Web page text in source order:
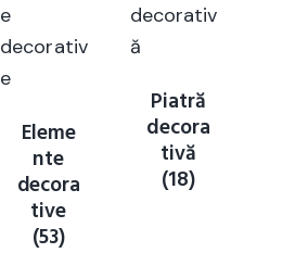
Eleme
nte
decora
tive
(53)
Piatră
decora
tivă
(18)